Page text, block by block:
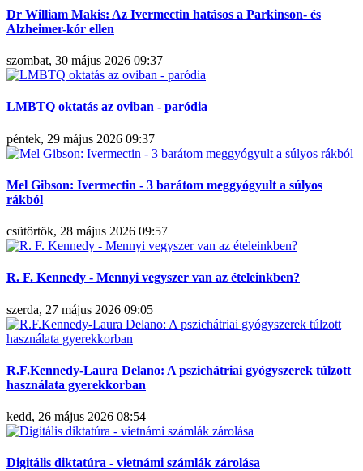
Dr William Makis: Az Ivermectin hatásos a Parkinson- és
Alzheimer-kór ellen
szombat, 30 május 2026 09:37
LMBTQ oktatás az oviban - paródia
péntek, 29 május 2026 09:37
Mel Gibson: Ivermectin - 3 barátom meggyógyult a súlyos
rákból
csütörtök, 28 május 2026 09:57
R. F. Kennedy - Mennyi vegyszer van az ételeinkben?
szerda, 27 május 2026 09:05
R.F.Kennedy-Laura Delano: A pszichátriai gyógyszerek túlzott
használata gyerekkorban
kedd, 26 május 2026 08:54
Digitális diktatúra - vietnámi számlák zárolása